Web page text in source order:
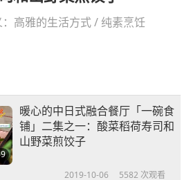
高雅的生活方式/ 纯素烹饪
暖心的中日式融合餐厅「一碗食
铺」二集之一：酸菜稻荷寿司和
山野菜煎饺子
2019-10-06 5582 次观看